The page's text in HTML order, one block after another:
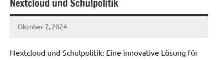
Nextcloud und Schulpolitik
Oktober 7, 2024
admin
Nextcloud und Schulpolitik: Eine innovative Lösung für